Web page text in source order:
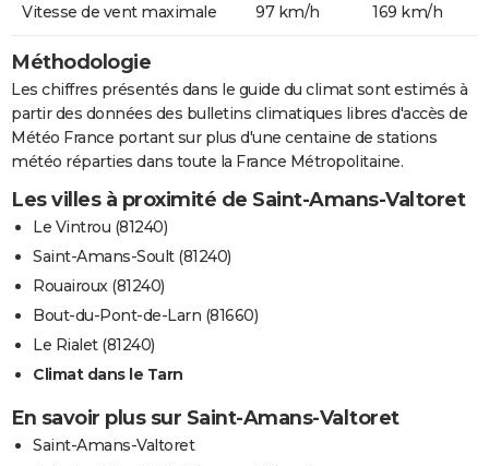
Vitesse de vent maximale 97 km/h 169 km/h
Méthodologie
Les chiffres présentés dans le guide du climat sont estimés à
partir des données des bulletins climatiques libres d'accès de
Météo France portant sur plus d'une centaine de stations
météo réparties dans toute la France Métropolitaine.
Les villes à proximité de Saint-Amans-Valtoret
Le Vintrou (81240)
Saint-Amans-Soult (81240)
Rouairoux (81240)
Bout-du-Pont-de-Larn (81660)
Le Rialet (81240)
Climat dans le Tarn
En savoir plus sur Saint-Amans-Valtoret
Saint-Amans-Valtoret